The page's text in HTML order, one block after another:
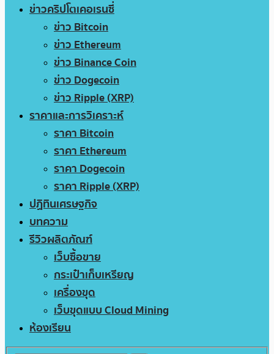
ข่าวคริปโตเคอเรนซี่
ข่าว Bitcoin
ข่าว Ethereum
ข่าว Binance Coin
ข่าว Dogecoin
ข่าว Ripple (XRP)
ราคาและการวิเคราะห์
ราคา Bitcoin
ราคา Ethereum
ราคา Dogecoin
ราคา Ripple (XRP)
ปฏิทินเศรษฐกิจ
บทความ
รีวิวผลิตภัณฑ์
เว็บซื้อขาย
กระเป๋าเก็บเหรียญ
เครื่องขุด
เว็บขุดแบบ Cloud Mining
ห้องเรียน